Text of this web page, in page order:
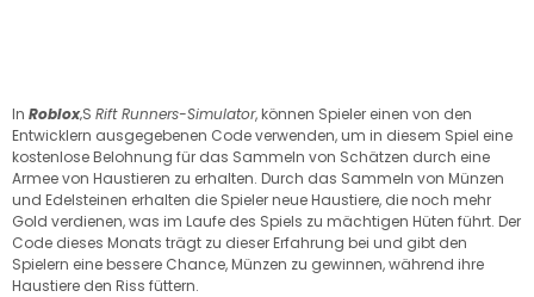
In Roblox‚S Rift Runners-Simulator, können Spieler einen von den
Entwicklern ausgegebenen Code verwenden, um in diesem Spiel eine
kostenlose Belohnung für das Sammeln von Schätzen durch eine
Armee von Haustieren zu erhalten. Durch das Sammeln von Münzen
und Edelsteinen erhalten die Spieler neue Haustiere, die noch mehr
Gold verdienen, was im Laufe des Spiels zu mächtigen Hüten führt. Der
Code dieses Monats trägt zu dieser Erfahrung bei und gibt den
Spielern eine bessere Chance, Münzen zu gewinnen, während ihre
Haustiere den Riss füttern.